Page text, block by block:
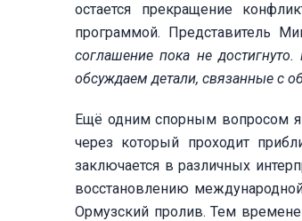
остается прекращение
программой. Представитель
соглашение пока не
обсуждаем детали, связанные с
Ещё одним спорным вопросом
через который проходит
заключается в различных
восстановлению
Ормузский пролив. Тем